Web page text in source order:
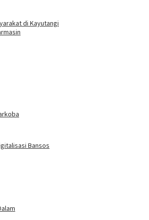
di Kayutangi
Bansos